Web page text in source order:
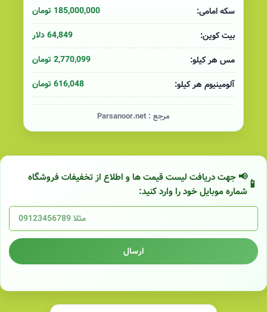
سکه امامی:
185,000,000 تومان
بیت کوین:
64,849 دلار
مس هر کیلو:
2,770,099 تومان
آلومینیوم هر کیلو:
616,048 تومان
مرجع : Parsanoor.net
📢 جهت دریافت لیست قیمت ها و اطلاع از تخفیفات فروشگاه
شماره موبایل خود را وارد کنید:
ارسال